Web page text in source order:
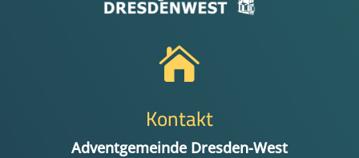

Kontakt
Adventgemeinde Dresden-West